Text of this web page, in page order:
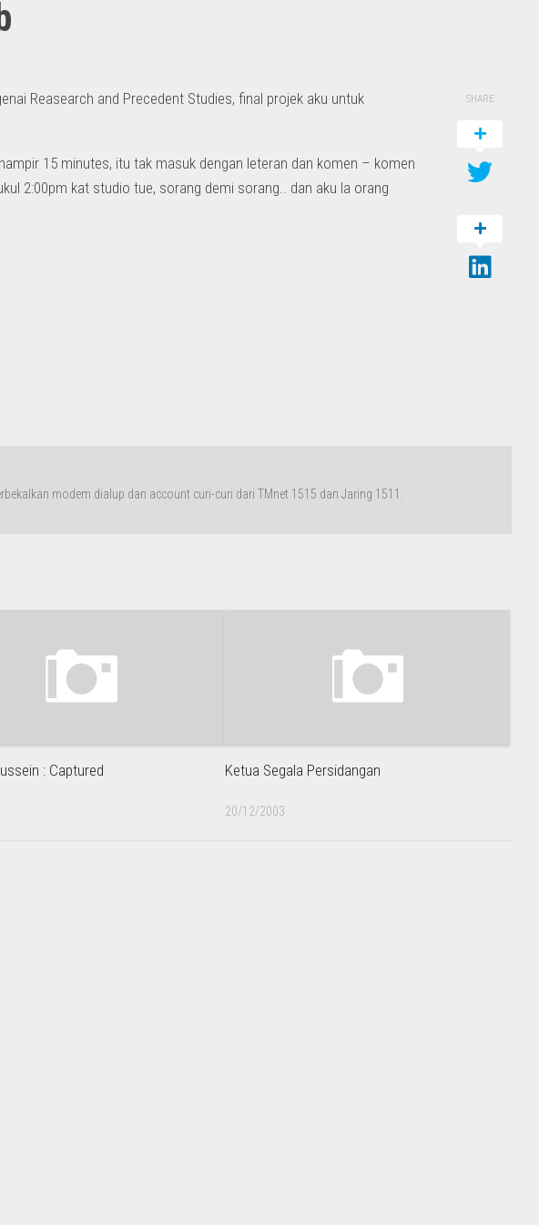
Reasearch and Precedent Studies, final projek aku untuk
15 minutes, itu tak masuk dengan leteran dan komen – komen
2:00pm kat studio tue, sorang demi sorang.. dan aku la orang
SHARE
modem dialup dan account curi-curi dari TMnet 1515 dan Jaring 1511.
: Captured Ketua Segala Persidangan
20/12/2003